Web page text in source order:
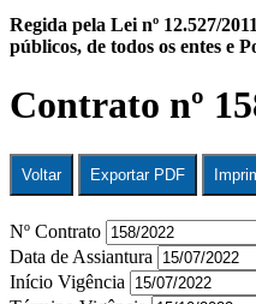
Regida pela Lei nº 12.527/
públicos, de todos os entes e
Contrato nº
Voltar Exportar PDF
Nº Contrato
Data de Assiantura
Início Vigência